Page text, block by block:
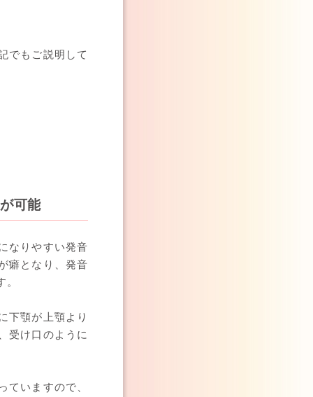
でもご説明して
可能
なりやすい発音
癖となり、発音
下顎が上顎より
受け口のように
いますので、